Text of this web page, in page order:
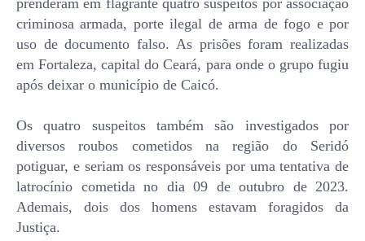
criminosa armada, porte ilegal de arma de fogo e por
uso de documento falso. As prisões foram realizadas
em Fortaleza, capital do Ceará, para onde o grupo fugiu
após deixar o município de Caicó.
Os quatro suspeitos também são investigados por
diversos roubos cometidos na região do Seridó
potiguar, e seriam os responsáveis por uma tentativa de
latrocínio cometida no dia 09 de outubro de 2023.
Ademais, dois dos homens estavam foragidos da
Justiça.